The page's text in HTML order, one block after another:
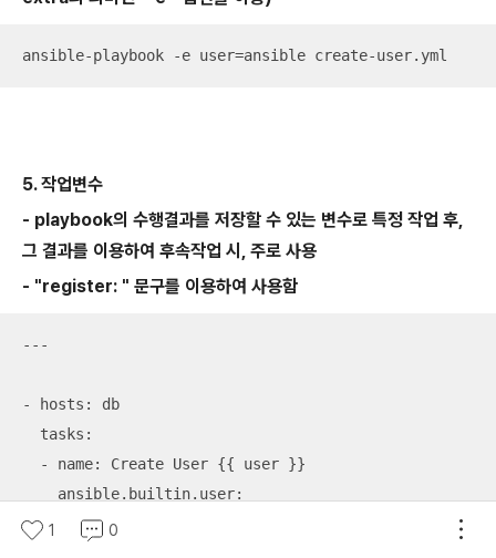
ansible-playbook -e user=ansible create-user.yml
5. 작업변수
- playbook의 수행결과를 저장할 수 있는 변수로 특정 작업 후,
그 결과를 이용하여 후속작업 시, 주로 사용
- "register: " 문구를 이용하여 사용함
---
- hosts: db
  tasks:
  - name: Create User {{ user }}
    ansible.builtin.user:
      name:
1 0